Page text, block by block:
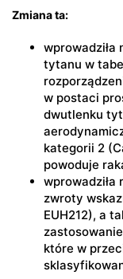
Zmiana ta:
tytanu w
w postaci
dwutlenku
kategorii 2
powoduje
wprowadziła
zwroty
EUH212), a
które w